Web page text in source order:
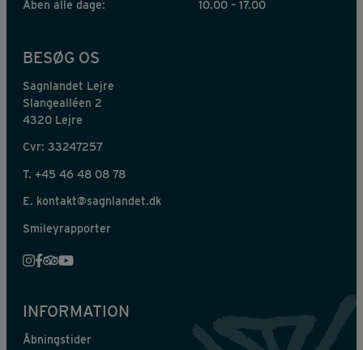
Åben alle dage:
10.00 – 17.00
BESØG OS
Sagnlandet Lejre
Slangealléen 2
4320 Lejre
Cvr: 33247257
T. +45 46 48 08 78
E. kontakt@sagnlandet.dk
Smileyrapporter
INFORMATION
Åbningstider